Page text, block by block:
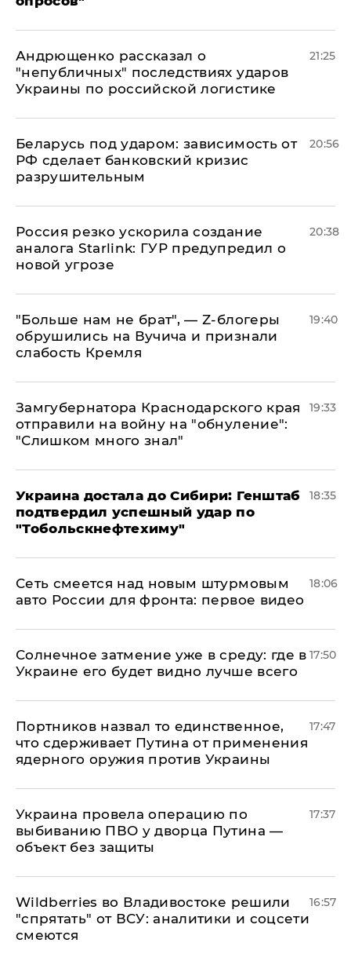
Андрющенко рассказал о
"непубличных" последствиях ударов
Украины по российской логистике
21:25
Беларусь под ударом: зависимость от
РФ сделает банковский кризис
разрушительным
20:56
​Россия резко ускорила создание
аналога Starlink: ГУР предупредил о
новой угрозе
20:38
​"Больше нам не брат", — Z-блогеры
обрушились на Вучича и признали
слабость Кремля
19:40
Замгубернатора Краснодарского края
отправили на войну на "обнуление":
"Слишком много знал"
19:33
Украина достала до Сибири: Генштаб
подтвердил успешный удар по
"Тобольскнефтехиму"
18:35
Сеть смеется над новым штурмовым
авто России для фронта: первое видео
18:06
​Солнечное затмение уже в среду: где в
Украине его будет видно лучше всего
17:50
Портников назвал то единственное,
что сдерживает Путина от применения
ядерного оружия против Украины
17:47
Украина провела операцию по
выбиванию ПВО у дворца Путина —
объект без защиты
17:37
Wildberries во Владивостоке решили
"спрятать" от ВСУ: аналитики и соцсети
смеются
16:57